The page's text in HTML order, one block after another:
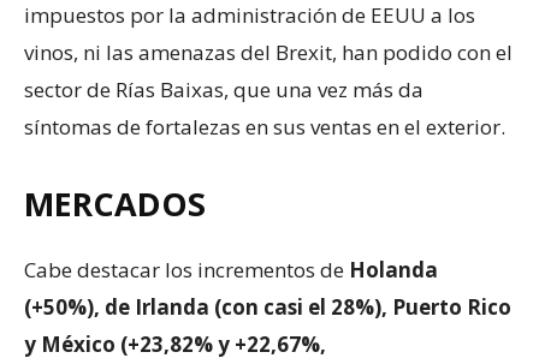
impuestos por la administración de EEUU a los
vinos, ni las amenazas del Brexit, han podido con el
sector de Rías Baixas, que una vez más da
síntomas de fortalezas en sus ventas en el exterior.
MERCADOS
Cabe destacar los incrementos de Holanda
(+50%), de Irlanda (con casi el 28%), Puerto Rico
y México (+23,82% y +22,67%,